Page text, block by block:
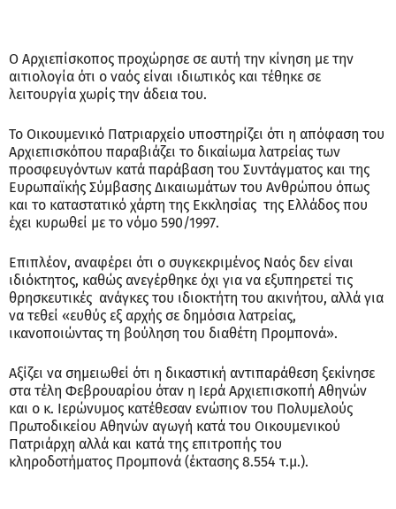
Ο Αρχιεπίσκοπος προχώρησε σε αυτή την κίνηση με την
αιτιολογία ότι ο ναός είναι ιδιωτικός και τέθηκε σε
λειτουργία χωρίς την άδεια του.
Το Οικουμενικό Πατριαρχείο υποστηρίζει ότι η απόφαση του
Αρχιεπισκόπου παραβιάζει το δικαίωμα λατρείας των
προσφευγόντων κατά παράβαση του Συντάγματος και της
Ευρωπαϊκής Σύμβασης Δικαιωμάτων του Ανθρώπου όπως
και το καταστατικό χάρτη της Εκκλησίας της Ελλάδος που
έχει κυρωθεί με το νόμο 590/1997.
Επιπλέον, αναφέρει ότι ο συγκεκριμένος Ναός δεν είναι
ιδιόκτητος, καθώς ανεγέρθηκε όχι για να εξυπηρετεί τις
θρησκευτικές ανάγκες του ιδιοκτήτη του ακινήτου, αλλά για
να τεθεί «ευθύς εξ αρχής σε δημόσια λατρείας,
ικανοποιώντας τη βούληση του διαθέτη Προμπονά».
Αξίζει να σημειωθεί ότι η δικαστική αντιπαράθεση ξεκίνησε
στα τέλη Φεβρουαρίου όταν η Ιερά Αρχιεπισκοπή Αθηνών
και ο κ. Ιερώνυμος κατέθεσαν ενώπιον του Πολυμελούς
Πρωτοδικείου Αθηνών αγωγή κατά του Οικουμενικού
Πατριάρχη αλλά και κατά της επιτροπής του
κληροδοτήματος Προμπονά (έκτασης 8.554 τ.μ.).